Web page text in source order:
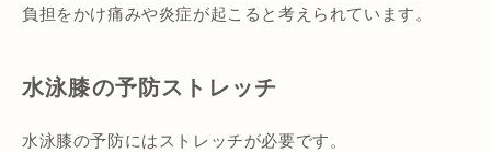
負担をかけ痛みや炎症が起こると考えられています。
水泳膝の予防ストレッチ
水泳膝の予防にはストレッチが必要です。